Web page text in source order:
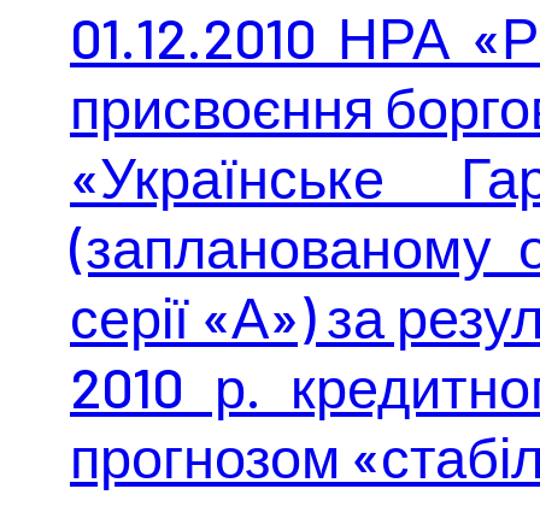
01.12.2010 НРА
присвоєння
«Українське
(запланованому
серії «А») за
2010 р.
прогнозом